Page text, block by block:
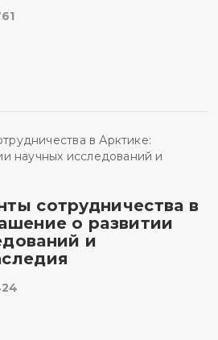
сотрудничества в
о развитии
и